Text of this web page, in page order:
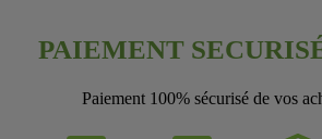
PAIEMENT
Paiement 100% sécurisé de vos